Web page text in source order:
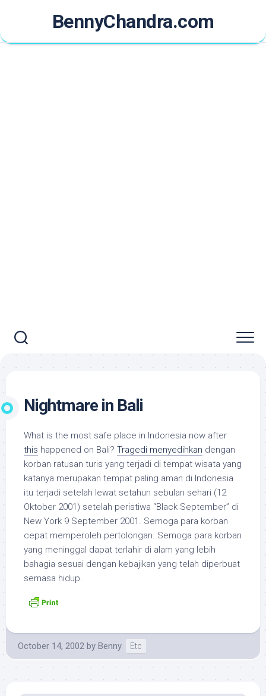
content
BennyChandra.com
Nightmare in Bali
What is the most safe place in Indonesia now after
this happened on Bali? Tragedi menyedihkan dengan
korban ratusan turis yang terjadi di tempat wisata yang
katanya merupakan tempat paling aman di Indonesia
itu terjadi setelah lewat setahun sebulan sehari (12
Oktober 2001) setelah peristiwa “Black September” di
New York 9 September 2001. Semoga para korban
cepat memperoleh pertolongan. Semoga para korban
yang meninggal dapat terlahir di alam yang lebih
bahagia sesuai dengan kebajikan yang telah diperbuat
semasa hidup.
October 14, 2002 by Benny Etc